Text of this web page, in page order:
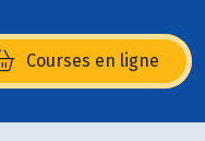
Courses en ligne
dans une nouvelle